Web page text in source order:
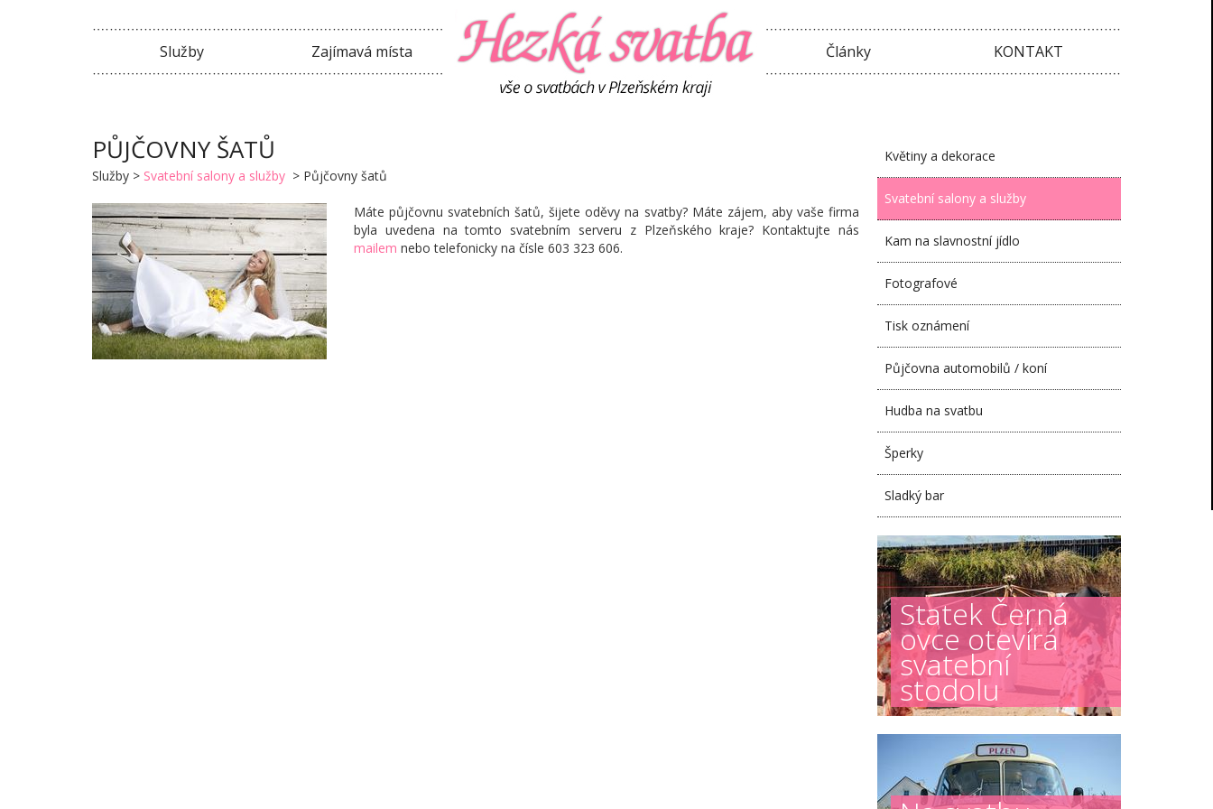
Služby Zajímavá místa Články KONTAKT
PŮJČOVNY ŠATŮ
Služby > Svatební salony a služby > Půjčovny šatů
Máte půjčovnu svatebních šatů, šijete oděvy na svatby? Máte zájem, aby vaše firma
byla uvedena na tomto svatebním serveru z Plzeňského kraje? Kontaktujte nás
mailem nebo telefonicky na čísle 603 323 606.
Květiny a dekorace
Svatební salony a služby
Kam na slavnostní jídlo
Fotografové
Tisk oznámení
Půjčovna automobilů / koní
Hudba na svatbu
Šperky
Sladký bar
Statek Černá
ovce otevírá
svatební
stodolu